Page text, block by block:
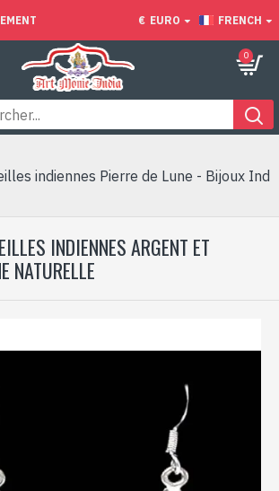
€ EURO FRENCH
0
indiennes Pierre de Lune - Bijoux Ind
INDIENNES ARGENT ET
NATURELLE